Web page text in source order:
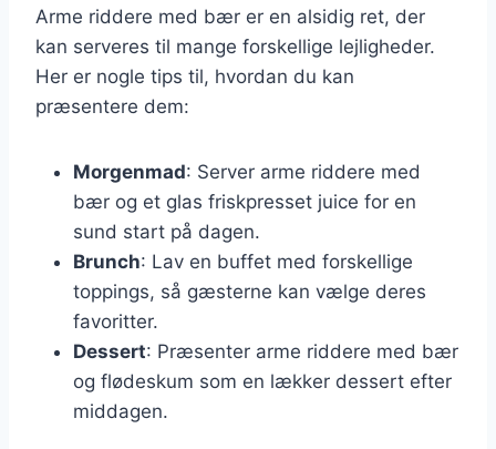
Arme riddere med bær er en alsidig ret, der
kan serveres til mange forskellige lejligheder.
Her er nogle tips til, hvordan du kan
præsentere dem:
Morgenmad: Server arme riddere med
bær og et glas friskpresset juice for en
sund start på dagen.
Brunch: Lav en buffet med forskellige
toppings, så gæsterne kan vælge deres
favoritter.
Dessert: Præsenter arme riddere med bær
og flødeskum som en lækker dessert efter
middagen.